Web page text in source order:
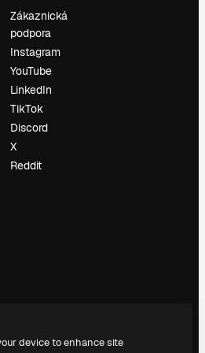
Zákaznická
podpora
Instagram
YouTube
LinkedIn
TikTok
Discord
X
Reddit
device to enhance site